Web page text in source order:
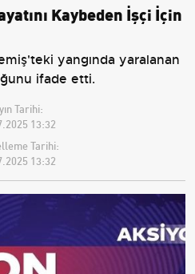
Kaybeden İşçi İçin
yangında yaralanan
ifade etti.
Tarihi:
13:32
Tarihi:
13:32